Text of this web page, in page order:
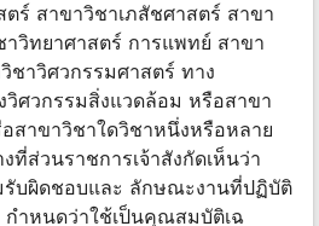
ร์ สาขาวิชาเภสัชศาสตร์ สาขา
วิทยาศาสตร์ การแพทย์ สาขา
ชาวิศวกรรมศาสตร์ ทาง
ศวกรรมสิ่งแวดล้อม หรือสาขา
สาขาวิชาใดวิชาหนึ่งหรือหลาย
ที่ส่วนราชการเจ้าสังกัดเห็นว่า
บผิดชอบและ ลักษณะงานที่ปฏิบัติ
าหนดว่าใช้เป็นคุณสมบัติเฉ